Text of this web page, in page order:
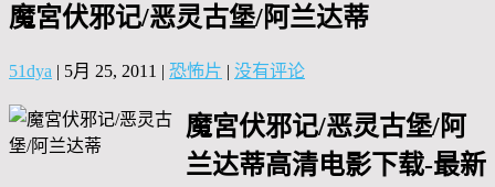
魔宮伏邪记/恶灵古堡/阿兰达蒂
51dya | 5月 25, 2011 | 恐怖片 | 没有评论
魔宮伏邪记/恶灵古堡/阿
兰达蒂高清电影下载-最新